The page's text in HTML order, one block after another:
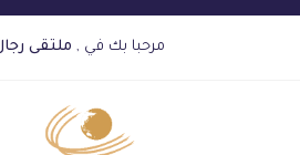
مرحبا بك في , ملتقى